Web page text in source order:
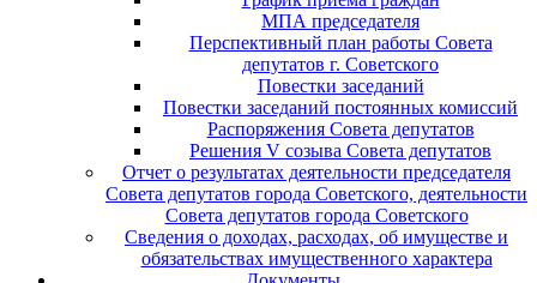
МПА председателя
Перспективный план работы Совета
депутатов г. Советского
Повестки заседаний
Повестки заседаний постоянных комиссий
Распоряжения Совета депутатов
Решения V созыва Совета депутатов
Отчет о результатах деятельности председателя
Совета депутатов города Советского, деятельности
Совета депутатов города Советского
Сведения о доходах, расходах, об имуществе и
обязательствах имущественного характера